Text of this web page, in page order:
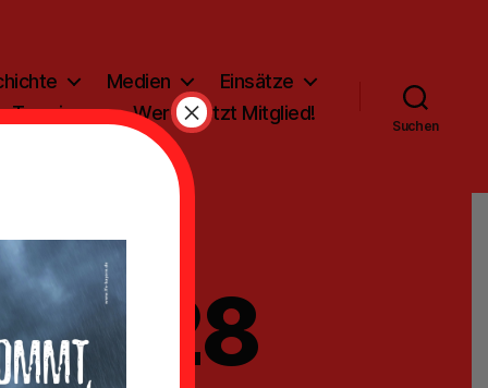
Medien
Einsätze
Termine Werde jetzt Mitglied!
Suchen
28
×